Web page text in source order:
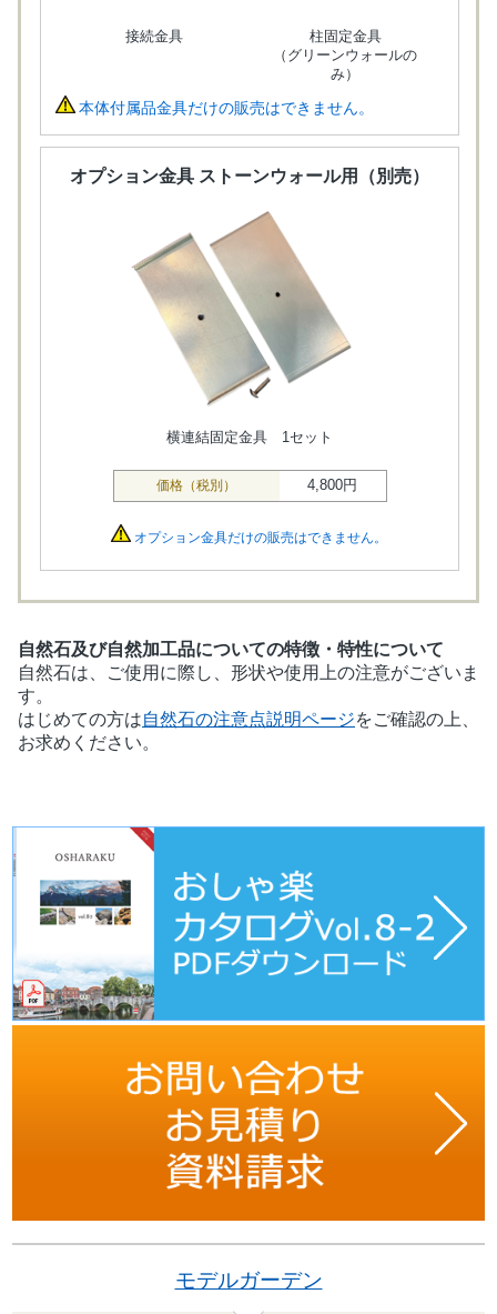
接続金具
柱固定金具
（グリーンウォールの
み）
本体付属品金具だけの販売はできません。
オプション金具 ストーンウォール用（別売）
横連結固定金具 1セット
価格（税別） 4,800円
オプション金具だけの販売はできません。
自然石及び自然加工品についての特徴・特性について
自然石は、ご使用に際し、形状や使用上の注意がございま
す。
はじめての方は自然石の注意点説明ページをご確認の上、
お求めください。
モデルガーデン